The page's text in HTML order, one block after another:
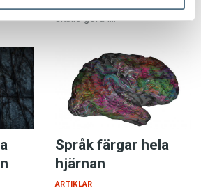
skulle göra i…
Språk färgar hela
hjärnan
ARTIKLAR